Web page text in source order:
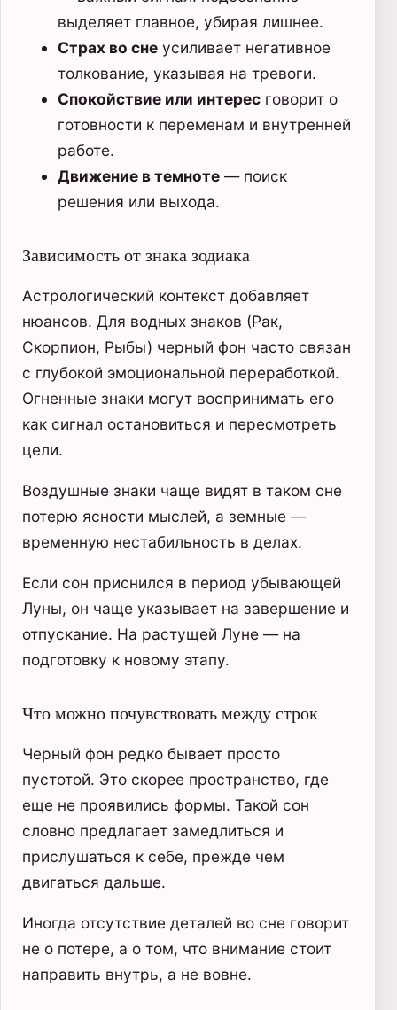
выделяет главное, убирая лишнее.
Страх во сне усиливает негативное
толкование, указывая на тревоги.
Спокойствие или интерес говорит о
готовности к переменам и внутренней
работе.
Движение в темноте — поиск
решения или выхода.
Зависимость от знака зодиака
Астрологический контекст добавляет
нюансов. Для водных знаков (Рак,
Скорпион, Рыбы) черный фон часто связан
с глубокой эмоциональной переработкой.
Огненные знаки могут воспринимать его
как сигнал остановиться и пересмотреть
цели.
Воздушные знаки чаще видят в таком сне
потерю ясности мыслей, а земные —
временную нестабильность в делах.
Если сон приснился в период убывающей
Луны, он чаще указывает на завершение и
отпускание. На растущей Луне — на
подготовку к новому этапу.
Что можно почувствовать между строк
Черный фон редко бывает просто
пустотой. Это скорее пространство, где
еще не проявились формы. Такой сон
словно предлагает замедлиться и
прислушаться к себе, прежде чем
двигаться дальше.
Иногда отсутствие деталей во сне говорит
не о потере, а о том, что внимание стоит
направить внутрь, а не вовне.